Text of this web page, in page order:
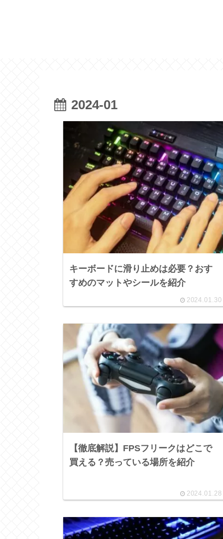
2024-01
キーボードに滑り止めは必要？おす
すめのマットやシールを紹介
2024.01.30
【徹底解説】FPSフリークはどこで
買える？売っている場所を紹介
2024.01.28